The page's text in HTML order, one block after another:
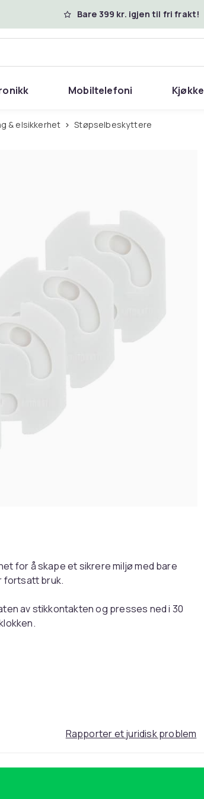
Bare 399 kr. igjen til fri frakt!
Mobiltelefoni
& elsikkerhet Støpselbeskyttere
for å skape et sikrere miljø med bare
fortsatt bruk.
av stikkontakten og presses ned i 30
og Schuko plugger (type F).
Rapporter et juridisk problem